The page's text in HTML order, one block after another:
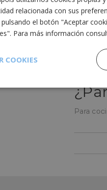
Si son
hacía
lugares
Para
relacionada con sus
el botón "Aceptar
Para más información
COOKIES
Cookies de